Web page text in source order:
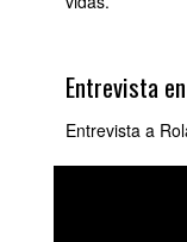
Entrevista
Entrevista a